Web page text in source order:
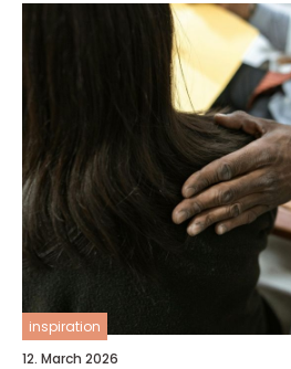
inspiration
12. March 2026